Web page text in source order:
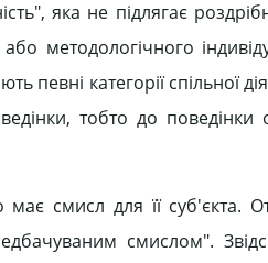
яка не підлягає
методологічного
певні категорії спільної
тобто до
смисл для її суб'єкта.
смислом".